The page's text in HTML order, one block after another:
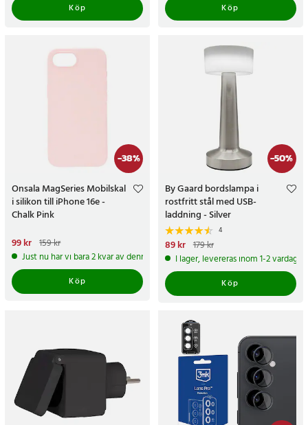
Köp
Köp
-38%
Onsala MagSeries Mobilskal
i silikon till iPhone 16e -
Chalk Pink
Nuvarande pris
pris:159 kr
99 kr 159 kr
Just nu har vi bara 2 kvar av denna produkt
Köp
-50%
By Gaard bordslampa i
rostfritt stål med USB-
laddning - Silver
4
Nuvarande pris
pris:179 kr
89 kr 179 kr
I lager, levereras inom 1-2 vardagar
Köp